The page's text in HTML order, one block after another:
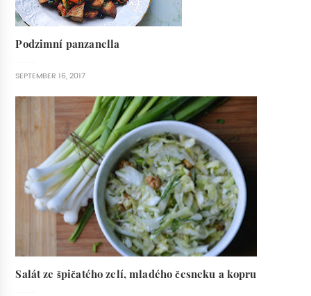
Podzimní panzanella
SEPTEMBER 16, 2017
Salát ze špičatého zelí, mladého česneku a kopru